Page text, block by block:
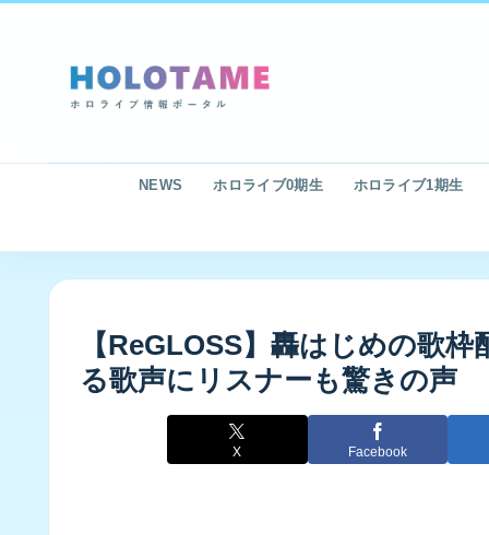
NEWS ホロライブ0期生 ホロライブ1期生
【ReGLOSS】轟はじめの歌
る歌声にリスナーも驚きの声
X Facebook